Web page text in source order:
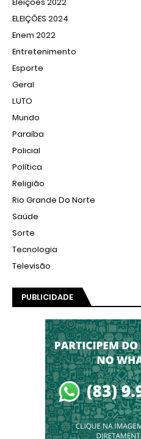
Eleições 2022
ELEIÇÕES 2024
Enem 2022
Entretenimento
Esporte
Geral
LUTO
Mundo
Paraíba
Policial
Política
Religião
Rio Grande Do Norte
Saúde
Sorte
Tecnologia
Televisão
PUBLICIDADE